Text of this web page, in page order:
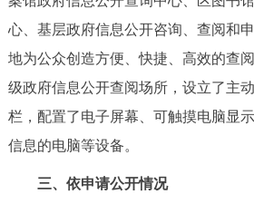
心、基层政府信息公开咨询、查阅和
地为公众创造方便、快捷、高效的查
级政府信息公开查阅场所，设立了主
栏，配置了电子屏幕、可触摸电脑显
信息的电脑等设备。
三、依申请公开情况